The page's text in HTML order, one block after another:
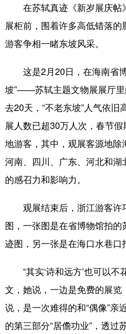
在苏轼真迹《新岁展庆帖
展柜前，围着许多高低错落
游客争相一睹东坡风采。
这是2月20日，在海南省
坡”——苏轼主题文物展展厅
去20天，“不老东坡”人气依
展人数已超30万人次，春节
地游客，其中，观展客源地
河南、四川、广东、河北和
的感召力和影响力。
观展结束后，浙江游客许
图，一张图是在省博物馆拍
迹图，另一张是在海口水巷口
“其实‘诗和远方’也可以不
文，她说，一边是免费的展
说，是一次难得的和“偶像”亲
的第三部分“居儋功业”，透过